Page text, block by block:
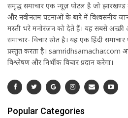
समृद्ध समाचार एक न्यूज़ पोर्टल है जो
और नवीनतम घटनाओं के बारे में विश्वसनीय
मस्ती भरे मनोरंजन को देते हैं। यह सबसे अच्छी
समाचार- विचार स्रोत है। यह एक हिंदी समाचार
प्रस्तुत करता है। samridhsamachar.com
विश्लेषण और निर्भीक विचार प्रदान करेगा।
Popular Categories